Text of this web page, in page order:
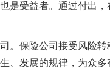
是受益者。通过付出，
保险公司接受风险转
、发展的规律，为众